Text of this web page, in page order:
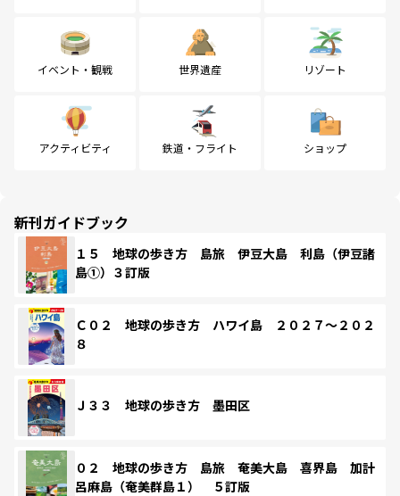
イベント・観戦 世界遺産 リゾート
アクティビティ 鉄道・フライト ショップ
新刊ガイドブック
１５ 地球の歩き方 島旅 伊豆大島 利島（伊豆諸
島①）３訂版
Ｃ０２ 地球の歩き方 ハワイ島 ２０２７～２０２
８
Ｊ３３ 地球の歩き方 墨田区
０２ 地球の歩き方 島旅 奄美大島 喜界島 加計
呂麻島（奄美群島１） ５訂版